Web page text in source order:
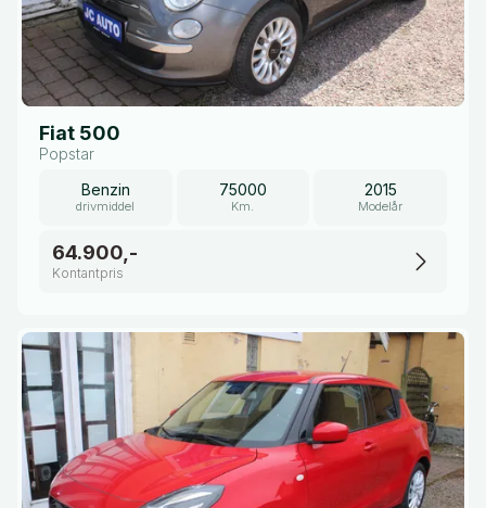
Fiat 500
Popstar
Benzin
drivmiddel
75000
Km.
2015
Modelår
64.900,-
Kontantpris